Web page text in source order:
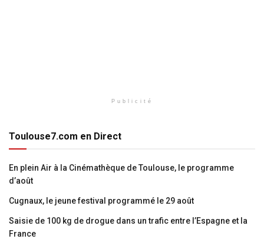
Publicité
Toulouse7.com en Direct
En plein Air à la Cinémathèque de Toulouse, le programme
d’août
Cugnaux, le jeune festival programmé le 29 août
Saisie de 100 kg de drogue dans un trafic entre l’Espagne et la
France